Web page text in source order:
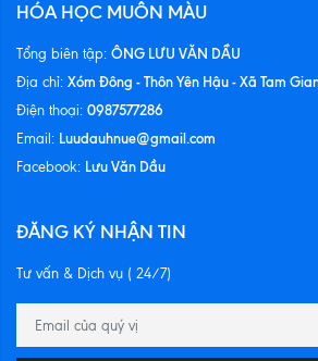
HÓA HỌC MUÔN MÀU
Tổng biên tập: ÔNG LƯU VĂN DẦU
Địa chỉ: Xóm Đông - Thôn Yên Hậu - Xã Tam
Điện thoại: 0987577286
Email: Luudauhnue@gmail.com
Facebook: Lưu Văn Dầu
ĐĂNG KÝ NHẬN TIN
Tư vấn & Dịch vụ ( 24/7)